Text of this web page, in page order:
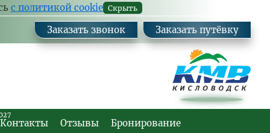
с политикой cookie Скрыть
Заказать звонок Заказать путёвку
Контакты Отзывы Бронирование